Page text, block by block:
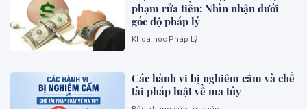
phạm rửa tiền: Nhìn nhận dưới
góc độ pháp lý
Khoa học Pháp Lý
Các hành vi bị nghiêm cấm và chế
tài pháp luật về ma túy